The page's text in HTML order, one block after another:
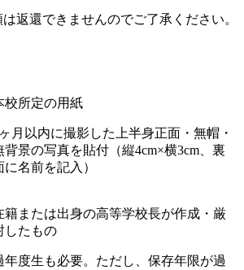
返還できませんのでご了承ください。
校所定の用紙
月以内に撮影した上半身正面・無帽・
背景の写真を貼付（縦4cm×横3cm、裏
に名前を記入）
籍または出身の高等学校長が作成・厳
したもの
年度生も必要。ただし、保存年限が過